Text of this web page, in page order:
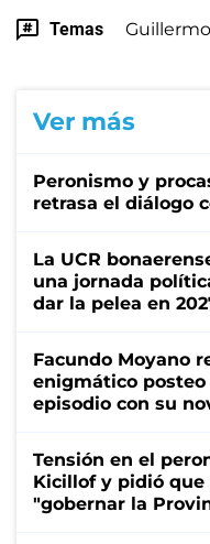
Temas
Ver más
Peronismo y
retrasa el diálogo
La UCR
una jornada
dar la pelea en
Facundo Moyano
enigmático
episodio con su
Tensión en el
Kicillof y pidió que
"gobernar la